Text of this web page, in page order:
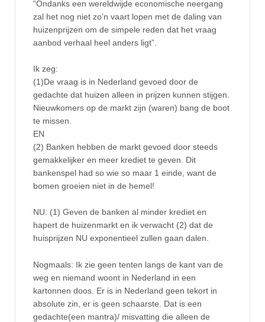
“Ondanks een wereldwijde economische neergang
zal het nog niet zo’n vaart lopen met de daling van
huizenprijzen om de simpele reden dat het vraag
aanbod verhaal heel anders ligt”.
Ik zeg:
(1)De vraag is in Nederland gevoed door de
gedachte dat huizen alleen in prijzen kunnen stijgen.
Nieuwkomers op de markt zijn (waren) bang de boot
te missen.
EN
(2) Banken hebben de markt gevoed door steeds
gemakkelijker en meer krediet te geven. Dit
bankenspel had so wie so maar 1 einde, want de
bomen groeien niet in de hemel!
NU: (1) Geven de banken al minder krediet en
hapert de huizenmarkt en ik verwacht (2) dat de
huisprijzen NU exponentieel zullen gaan dalen.
Nogmaals: Ik zie geen tenten langs de kant van de
weg en niemand woont in Nederland in een
kartonnen doos. Er is in Nederland geen tekort in
absolute zin, er is geen schaarste. Dat is een
gedachte(een mantra)/ misvatting die alleen de